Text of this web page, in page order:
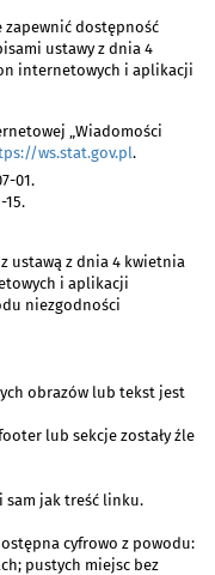
zapewnić dostępność
ustawy z dnia 4
internetowych i aplikacji
„Wiadomości
ws.stat.gov.pl.
01.
15.
ustawą z dnia 4 kwietnia
i aplikacji
niezgodności
obrazów lub tekst jest
lub sekcje zostały źle
sam jak treść linku.
cyfrowo z powodu:
pustych miejsc bez